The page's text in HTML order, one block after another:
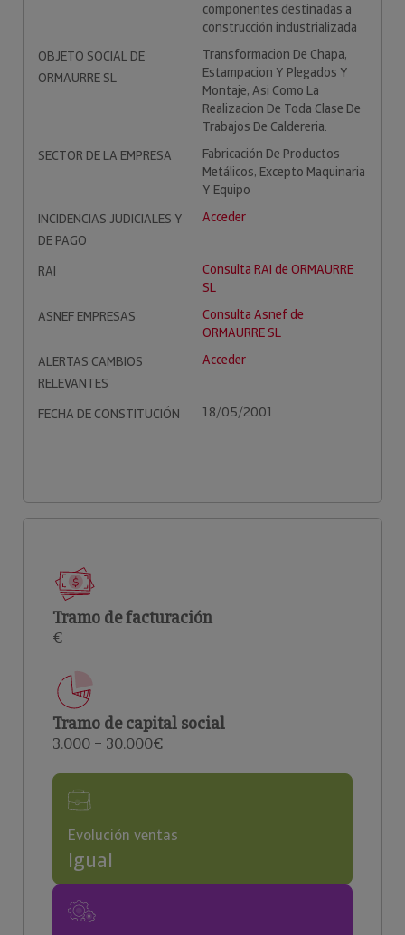
componentes destinadas a
construcción industrializada
OBJETO SOCIAL DE
ORMAURRE SL
Transformacion De Chapa,
Estampacion Y Plegados Y
Montaje, Asi Como La
Realizacion De Toda Clase De
Trabajos De Caldereria.
SECTOR DE LA EMPRESA
Fabricación De Productos
Metálicos, Excepto Maquinaria
Y Equipo
INCIDENCIAS JUDICIALES Y
DE PAGO
Acceder
RAI
Consulta RAI de ORMAURRE
SL
ASNEF EMPRESAS
Consulta Asnef de
ORMAURRE SL
ALERTAS CAMBIOS
RELEVANTES
Acceder
FECHA DE CONSTITUCIÓN 18/05/2001
Tramo de facturación
€
Tramo de capital social
3.000 – 30.000€
Evolución ventas
Igual